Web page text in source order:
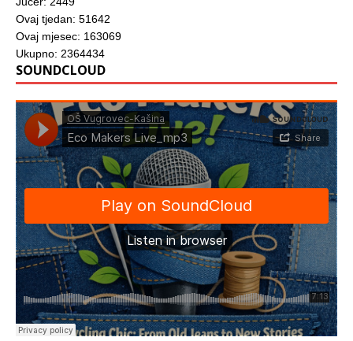
Ovaj tjedan: 51642
Ovaj mjesec: 163069
Ukupno: 2364434
SOUNDCLOUD